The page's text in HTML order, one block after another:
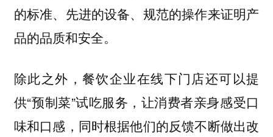
的标准、先进的设备、规范的操作来证明产
品的品质和安全。
除此之外，餐饮企业在线下门店还可以提
供“预制菜”试吃服务，让消费者亲身感受口
味和口感，同时根据他们的反馈不断做出改